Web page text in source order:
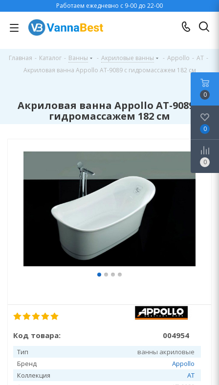
Работаем ежедневно с 9-00 до 22-00
Главная - Каталог - Ванны - Акриловые ванны - Appollo - AT -
Акриловая ванна Appollo AT-9089 с гидромассажем 182 см
Акриловая ванна Appollo AT-9089 с
гидромассажем 182 см
Код товара: 004954
Тип
ванны акриловые
Бренд
Appollo
Коллекция
AT
0
0
0